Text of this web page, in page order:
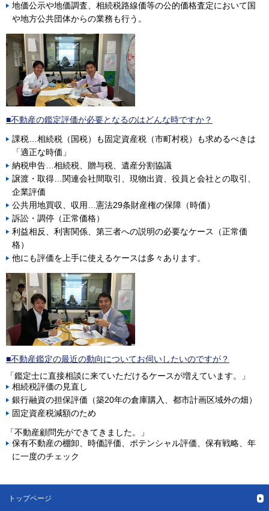
地価公示や地価調査、相続税路線価等の公的価格査定において国
や地方公共団体からの業務も行う。
■不動産の鑑定評価が必要となるのはどんな時ですか？
課税…相続税（国税）も固定資産税（市町村税）も求めるべきは
「適正な時価」
納税申告…相続税、贈与税、遺産分割協議
譲渡・取得…関連会社間取引、現物出資、役員と会社との取引、
企業評価
公共用地買収、収用…憲法29条財産権の保障（時価）
訴訟・調停（正常価格）
利益相反、利害関係、第三者への説明の必要なケース（正常価
格）
他にも評価を上手に使えるケースは多々あります。
■不動産鑑定の最近の動向についてお伺いしたいのですが？
「鑑定士に直接相談に来ていただけるケースが増えています。」
相続税評価の見直し
銀行融資の担保評価（築20年の倉庫購入、都市計画区域外の畑）
固定資産税減額のため
「不動産顧問先ができてきました。」
保有不動産の棚卸、時価評価、ポテンシャル評価、保有戦略、年
に一度のチェック
トップページ